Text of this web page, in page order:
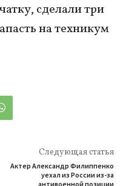
сделали три
на техникум
Следующая статья
Актер Александр Филиппенко
уехал из России из-за
антивоенной позиции